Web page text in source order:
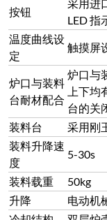
随机备件
发热原
证一份
发货事项
1、电
塑料薄
2、国
3、在
担
4、物
口）、
司委派